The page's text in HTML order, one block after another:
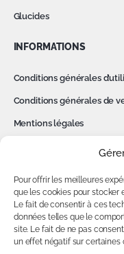
Pour offrir les meilleures
que les cookies pour stocker
Le fait de consentir à ces
données telles que le
site. Le fait de ne pas
un effet négatif sur
Glucides
INFORMATIONS
Conditions générales
Conditions générales de
Mentions légales
Contact
MON COMPTE